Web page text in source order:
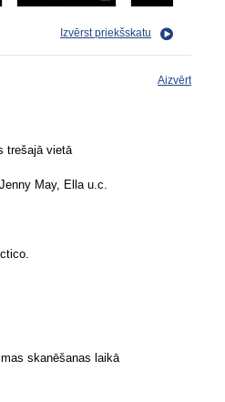
Izvērst priekšskatu
Aizvērt
trešajā vietā
May, Ella u.c.
skanēšanas laikā